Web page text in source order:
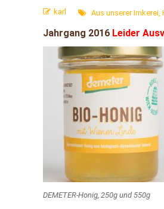
Aus unserer Imkerei,
karl
Jahrgang 2016 Leider
DEMETER-Honig, 250g und 550g